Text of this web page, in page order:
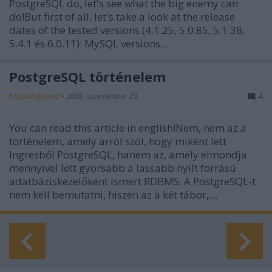
PostgreSQL do, let's see what the big enemy can
do!But first of all, let's take a look at the release
dates of the tested versions (4.1.25, 5.0.85, 5.1.38,
5.4.1 és 6.0.11): MySQL versions…
PostgreSQL történelem
blackshepherd • 2009. szeptember 29. 4
You can read this article in english!Nem, nem az a
történelem, amely arról szól, hogy miként lett
Ingresből PostgreSQL, hanem az, amely elmondja
mennyivel lett gyorsabb a lassabb nyílt forrású
adatbáziskezelőként ismert RDBMS. A PostgreSQL-t
nem kell bemutatni, hiszen az a két tábor,…